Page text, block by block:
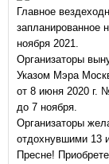
Главное
запланированное
ноября 2021.
Организаторы
Указом Мэра
от 8 июня 2020 г.
до 7 ноября.
Организаторы
отдохнувшими 13
Пресне!